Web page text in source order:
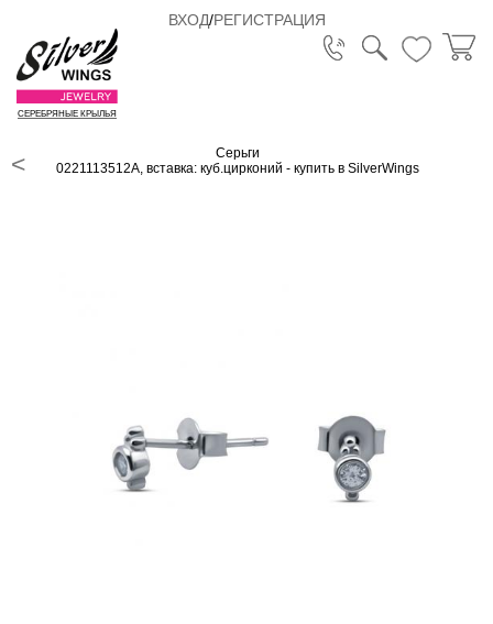
ВХОД/РЕГИСТРАЦИЯ
СЕРЕБРЯНЫЕ КРЫЛЬЯ
Серьги
0221113512A, вставка: куб.цирконий - купить в SilverWings